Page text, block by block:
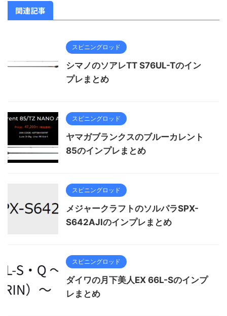
関連記事
スピニングロッド
シマノのソアレTT S76UL-Tのイン
プレまとめ
スピニングロッド
ヤマガブランクスのブルーカレント
85のインプレまとめ
スピニングロッド
メジャークラフトのソルパラSPX-
S642AJIのインプレまとめ
スピニングロッド
ダイワの月下美人EX 66L-Sのインプ
レまとめ